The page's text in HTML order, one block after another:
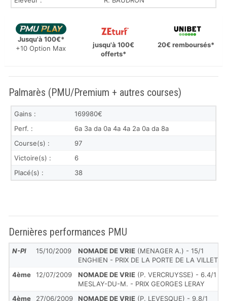
Jusqu'à 100€*
+10 Option Max
jusqu'à 100€
offerts*
20€ remboursés*
Palmarès (PMU/Premium + autres courses)
Gains :
169980€
Perf. :
6a 3a da 0a 4a 4a 2a 0a da 8a
Course(s) :
97
Victoire(s) :
6
Placé(s) :
38
Dernières performances PMU
N-Pl 15/10/2009 NOMADE DE VRIE (MENAGER A.) - 15/1
ENGHIEN - PRIX DE LA PORTE DE LA VILLETTE
4ème
12/07/2009 NOMADE DE VRIE (P. VERCRUYSSE) - 6.4/1
MESLAY-DU-M. - PRIX GEORGES LERAY
4ème
27/06/2009 NOMADE DE VRIE (P. LEVESQUE) - 9.8/1